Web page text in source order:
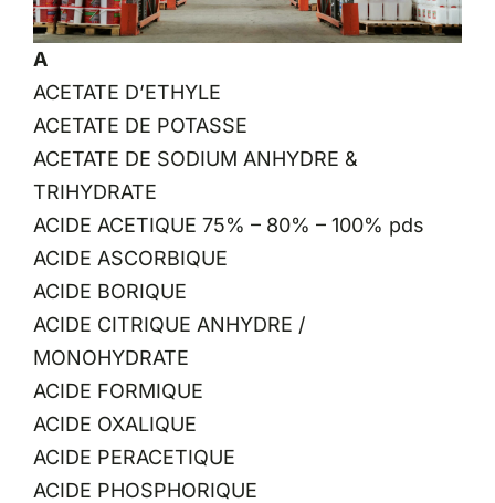
A
ACETATE D’ETHYLE
ACETATE DE POTASSE
ACETATE DE SODIUM ANHYDRE &
TRIHYDRATE
ACIDE ACETIQUE 75% – 80% – 100% pds
ACIDE ASCORBIQUE
ACIDE BORIQUE
ACIDE CITRIQUE ANHYDRE /
MONOHYDRATE
ACIDE FORMIQUE
ACIDE OXALIQUE
ACIDE PERACETIQUE
ACIDE PHOSPHORIQUE